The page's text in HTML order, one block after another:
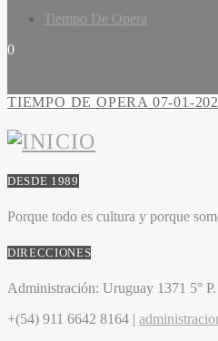
Tiempo De Opera
0
TIEMPO DE OPERA 07-01-
DESDE 1989
Porque todo es cultura y porque
DIRECCIONES
Administración: Uruguay 1371 5° P.
+(54) 911 6642 8164 |